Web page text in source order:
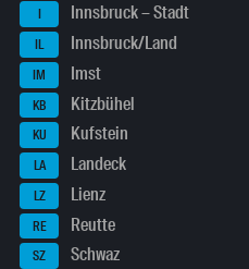
I Innsbruck – Stadt
IL Innsbruck/Land
IM Imst
KB Kitzbühel
KU Kufstein
LA Landeck
LZ Lienz
RE Reutte
SZ Schwaz